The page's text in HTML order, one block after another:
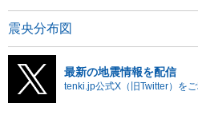
震央分布図
最新の地震情報を配信
tenki.jp公式X（旧Twitter）をご